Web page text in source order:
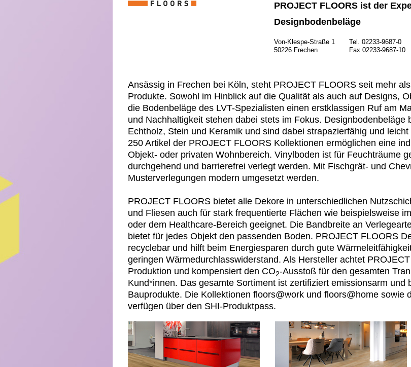
PROJECT FLOORS ist der
Designbodenbeläge
Von-Klespe-Straße 1
50226 Frechen
Tel. 02233-9687-0
Fax 02233-9687-10
Ansässig in Frechen bei Köln, steht PROJECT FLOORS seit mehr
Produkte. Sowohl im Hinblick auf die Qualität als auch auf Designs,
die Bodenbeläge des LVT-Spezialisten einen erstklassigen Ruf am
und Nachhaltigkeit stehen dabei stets im Fokus. Designbodenbeläge
Echtholz, Stein und Keramik und sind dabei strapazierfähig und
250 Artikel der PROJECT FLOORS Kollektionen ermöglichen eine
Objekt- oder privaten Wohnbereich. Vinylboden ist für Feuchträume
durchgehend und barrierefrei verlegt werden. Mit Fischgrät- und
Musterverlegungen modern umgesetzt werden.
PROJECT FLOORS bietet alle Dekore in unterschiedlichen
und Fliesen auch für stark frequentierte Flächen wie beispielsweise
oder dem Healthcare-Bereich geeignet. Die Bandbreite an
bietet für jedes Objekt den passenden Boden. PROJECT FLOORS
recyclebar und hilft beim Energiesparen durch gute
geringen Wärmedurchlasswiderstand. Als Hersteller achtet
Produktion und kompensiert den CO2-Ausstoß für den gesamten
Kund*innen. Das gesamte Sortiment ist zertifiziert emissionsarm und
Bauprodukte. Die Kollektionen floors@work und floors@home sowie
verfügen über den SHI-Produktpass.